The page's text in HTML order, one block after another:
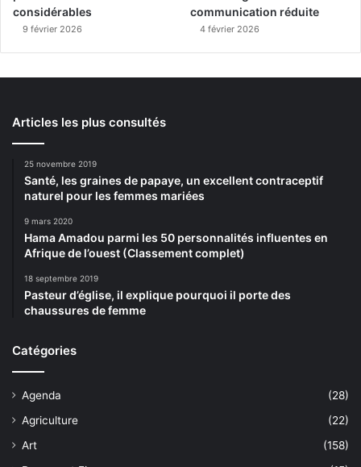
considérables
9 février 2026
communication réduite
4 février 2026
Articles les plus consultés
25 novembre 2019
Santé, les graines de papaye, un excellent contraceptif
naturel pour les femmes mariées
9 mars 2020
Hama Amadou parmi les 50 personnalités influentes en
Afrique de l’ouest (Classement complet)
18 septembre 2019
Pasteur d’église, il explique pourquoi il porte des
chaussures de femme
Catégories
Agenda
(28)
Agriculture
(22)
Art
(158)